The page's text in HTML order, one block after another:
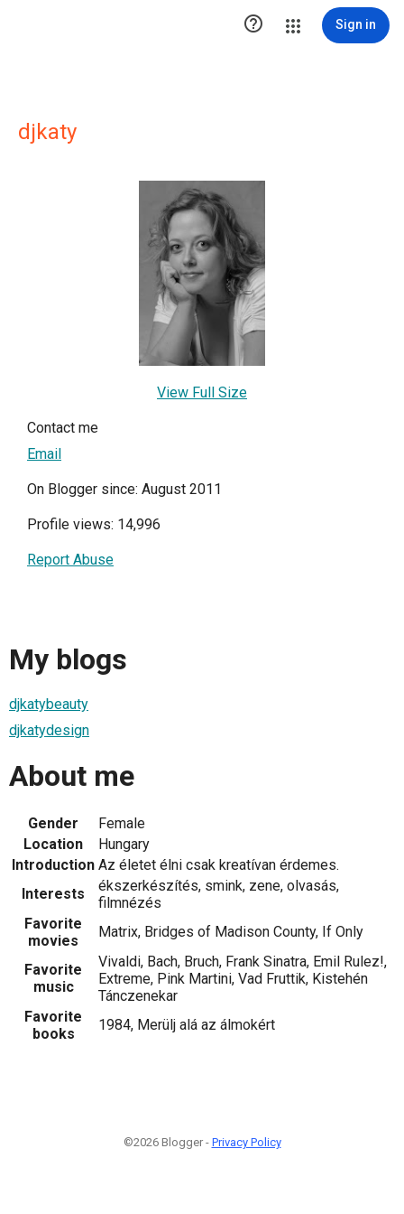
 Sign in
djkaty
View Full Size
Contact me
Email
On Blogger since: August 2011
Profile views: 14,996
Report Abuse
My blogs
djkatybeauty
djkatydesign
About me
Gender
Female
Location
Hungary
Introduction Az életet élni csak kreatívan érdemes.
Interests
ékszerkészítés, smink, zene, olvasás,
filmnézés
Favorite
movies
Matrix, Bridges of Madison County, If Only
Favorite
music
Vivaldi, Bach, Bruch, Frank Sinatra, Emil Rulez!,
Extreme, Pink Martini, Vad Fruttik, Kistehén
Tánczenekar
Favorite
books
1984, Merülj alá az álmokért
©2026 Blogger - Privacy Policy